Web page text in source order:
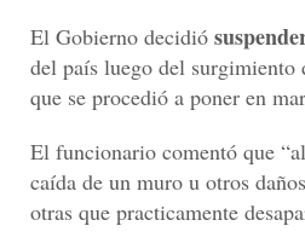
El Gobierno decidió
del país luego del
que se procedió a poner en
El funcionario comentó que
caída de un muro u otros
otras que practicamente